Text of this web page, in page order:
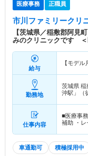
医療事務 正職員
市川ファミリークリ
【茨城県／稲敷郡阿見
みのクリニックです ＜
給与
【モデル
勤務地
茨城県
沖駅」（
仕事内容
■医療事
補助 ・
車通勤可 積極採用中